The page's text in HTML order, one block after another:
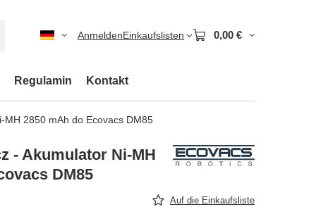
AnmeldenEinkaufslisten 0,00 €
Regulamin Kontakt
MH 2850 mAh do Ecovacs DM85
- Akumulator Ni-MH
DM85
Auf die Einkaufsliste